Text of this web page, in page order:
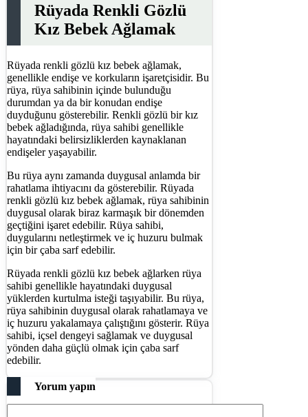
Rüyada Renkli Gözlü
Kız Bebek Ağlamak
Rüyada renkli gözlü kız bebek ağlamak,
genellikle endişe ve korkuların işaretçisidir. Bu
rüya, rüya sahibinin içinde bulunduğu
durumdan ya da bir konudan endişe
duyduğunu gösterebilir. Renkli gözlü bir kız
bebek ağladığında, rüya sahibi genellikle
hayatındaki belirsizliklerden kaynaklanan
endişeler yaşayabilir.
Bu rüya aynı zamanda duygusal anlamda bir
rahatlama ihtiyacını da gösterebilir. Rüyada
renkli gözlü kız bebek ağlamak, rüya sahibinin
duygusal olarak biraz karmaşık bir dönemden
geçtiğini işaret edebilir. Rüya sahibi,
duygularını netleştirmek ve iç huzuru bulmak
için bir çaba sarf edebilir.
Rüyada renkli gözlü kız bebek ağlarken rüya
sahibi genellikle hayatındaki duygusal
yüklerden kurtulma isteği taşıyabilir. Bu rüya,
rüya sahibinin duygusal olarak rahatlamaya ve
iç huzuru yakalamaya çalıştığını gösterir. Rüya
sahibi, içsel dengeyi sağlamak ve duygusal
yönden daha güçlü olmak için çaba sarf
edebilir.
Yorum yapın